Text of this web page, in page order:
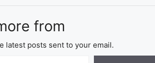
from
latest posts sent to your email.